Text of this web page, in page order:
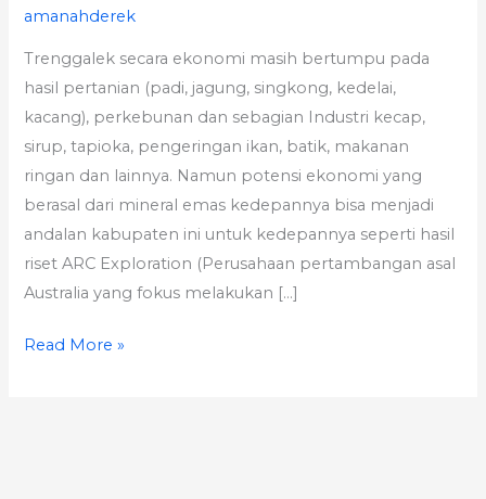
amanahderek
Trenggalek secara ekonomi masih bertumpu pada
hasil pertanian (padi, jagung, singkong, kedelai,
kacang), perkebunan dan sebagian Industri kecap,
sirup, tapioka, pengeringan ikan, batik, makanan
ringan dan lainnya. Namun potensi ekonomi yang
berasal dari mineral emas kedepannya bisa menjadi
andalan kabupaten ini untuk kedepannya seperti hasil
riset ARC Exploration (Perusahaan pertambangan asal
Australia yang fokus melakukan […]
Read More »